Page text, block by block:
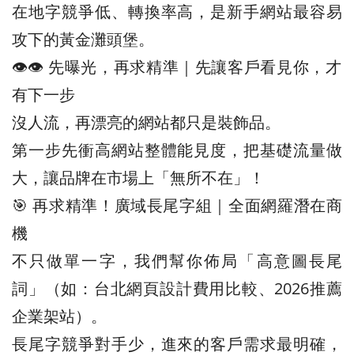
在地字競爭低、轉換率高，是新手網站最容易
攻下的黃金灘頭堡。
👁️‍👁️‍ 先曝光，再求精準｜先讓客戶看見你，才
有下一步
沒人流，再漂亮的網站都只是裝飾品。
第一步先衝高網站整體能見度，把基礎流量做
大，讓品牌在市場上「無所不在」！
🎯 再求精準！廣域長尾字組｜全面網羅潛在商
機
不只做單一字，我們幫你佈局「高意圖長尾
詞」（如：台北網頁設計費用比較、2026推薦
企業架站）。
長尾字競爭對手少，進來的客戶需求最明確，